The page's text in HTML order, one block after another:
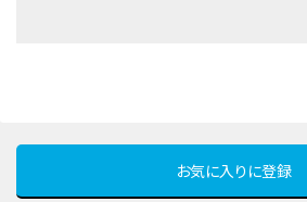
お気に入りに登録